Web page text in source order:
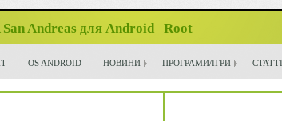
San Andreas для Android Root
OS ANDROID НОВИНИ ПРОГРАМИ/ІГРИ